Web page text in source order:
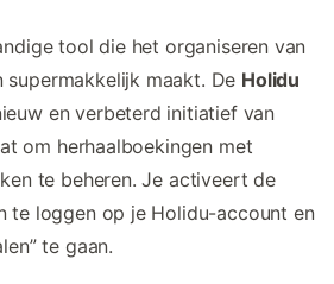
tool die het organiseren van
maakt. De Holidu
en verbeterd initiatief van
om herhaalboekingen met
te beheren. Je activeert de
te loggen op je Holidu-account en
te gaan.